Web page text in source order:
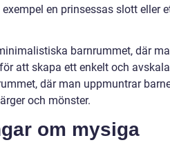
en prinsessas slott eller
barnrummet, där
att skapa ett enkelt och
där man uppmuntrar
och mönster.
om mysiga